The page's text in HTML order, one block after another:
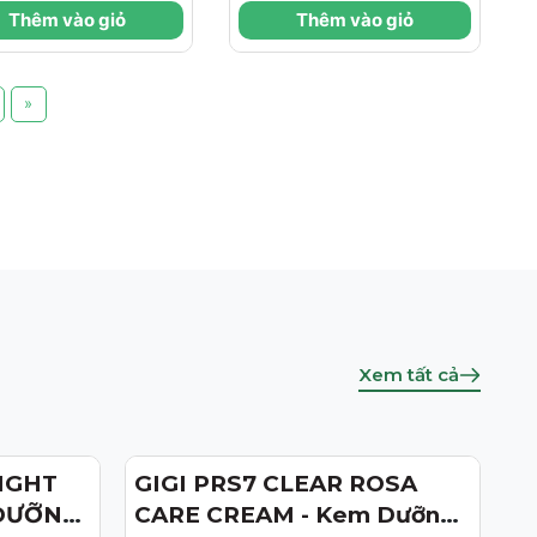
Vẻ Mệt Mỏi
Thêm vào giỏ
Láng Mịn
Thêm vào giỏ
»
Xem tất cả
- 29%
GIGI PRS7 CLEAR ROSA
CARE CREAM - Kem Dưỡng